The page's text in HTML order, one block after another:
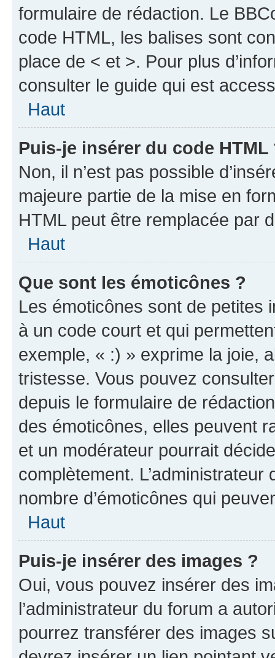
formulaire de rédaction. Le
code HTML, les balises sont
place de < et >. Pour plus
consulter le guide qui est
Haut
Puis-je insérer du code HTML
Non, il n’est pas possible
majeure partie de la mise en
HTML peut être remplacée par
Haut
Que sont les émoticônes ?
Les émoticônes sont de petites
à un code court et qui
exemple, « :) » exprime la joie,
tristesse. Vous pouvez
depuis le formulaire de
des émoticônes, elles peuvent
et un modérateur pourrait
complètement.
nombre d’émoticônes qui
Haut
Puis-je insérer des images ?
Oui, vous pouvez insérer des
l’administrateur du forum a
pourrez transférer des images